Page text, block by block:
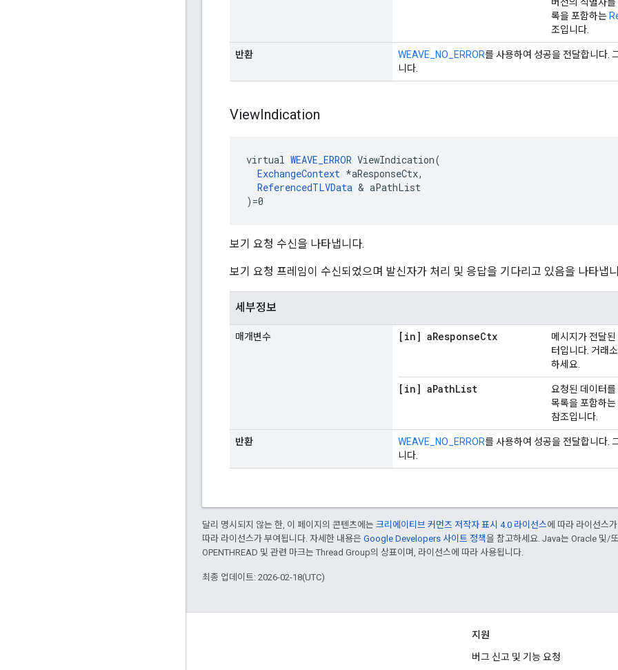
록을 포함하는
조입니다.
반환 WEAVE_NO_ERROR를 사용하여 성공을 전달합니다.
니다.
ViewIndication
virtual WEAVE_ERROR ViewIndication(
ExchangeContext *aResponseCtx,
ReferencedTLVData & aPathList
)=0
보기 요청 수신을 나타냅니다.
보기 요청 프레임이 수신되었으며 발신자가 처리 및 응답을 기다리고 있음을 나타냅
세부정보
매개변수 [in] aResponseCtx
메시지가 전달
터입니다. 거래
하세요.
[in] aPathList
요청된 데이터
목록을 포함하는
참조입니다.
반환 WEAVE_NO_ERROR를 사용하여 성공을 전달합니다.
니다.
달리 명시되지 않는 한, 이 페이지의 콘텐츠에는 크리에이티브 커먼즈 저작자 표시 4.0 라이선스에 따라 라이선스
따라 라이선스가 부여됩니다. 자세한 내용은 Google Developers 사이트 정책을 참고하세요. Java는 Oracle 및/
OPENTHREAD 및 관련 마크는 Thread Group의 상표이며, 라이선스에 따라 사용됩니다.
최종 업데이트: 2026-02-18(UTC)
지원
버그 신고 및 기능 요청